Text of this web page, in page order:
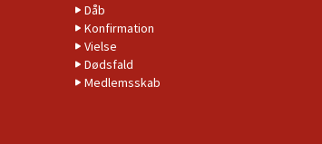
Dåb
Konfirmation
Vielse
Dødsfald
Medlemsskab